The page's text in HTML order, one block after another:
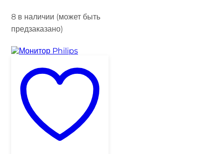
8 в наличии (может быть
предзаказано)